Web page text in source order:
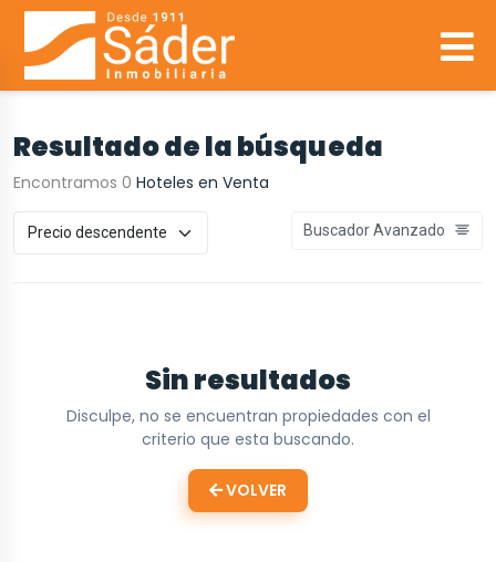
Resultado de la búsqueda
Encontramos 0 Hoteles en Venta
Buscador Avanzado
Sin resultados
Disculpe, no se encuentran propiedades con el
criterio que esta buscando.
VOLVER